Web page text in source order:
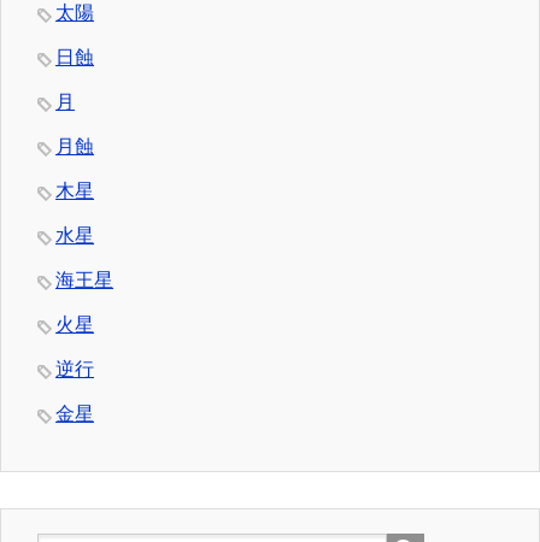
太陽
日蝕
月
月蝕
木星
水星
海王星
火星
逆行
金星